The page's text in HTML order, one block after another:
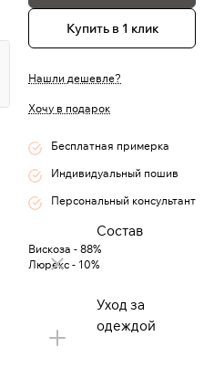
Купить в 1 клик
Нашли дешевле?
Хочу в подарок
Бесплатная примерка
Индивидуальный пошив
Персональный консультант
Состав
Вискоза - 88%
Люрекс - 10%
Уход за
одеждой